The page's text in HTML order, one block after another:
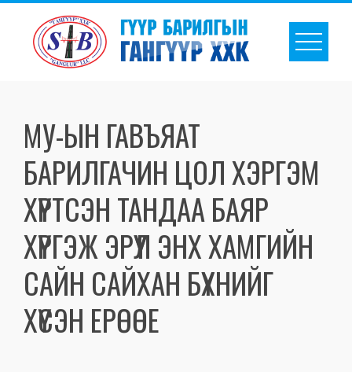
МУ-ЫН ГАВЪЯАТ
БАРИЛГАЧИН ЦОЛ ХЭРГЭМ
ХҮРТСЭН ТАНДАА БАЯР
ХҮРГЭЖ ЭРҮҮЛ ЭНХ ХАМГИЙН
САЙН САЙХАН БҮХНИЙГ
ХҮСЭН ЕРӨӨЕ